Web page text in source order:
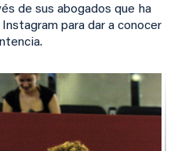
de sus abogados que ha
para dar a conocer